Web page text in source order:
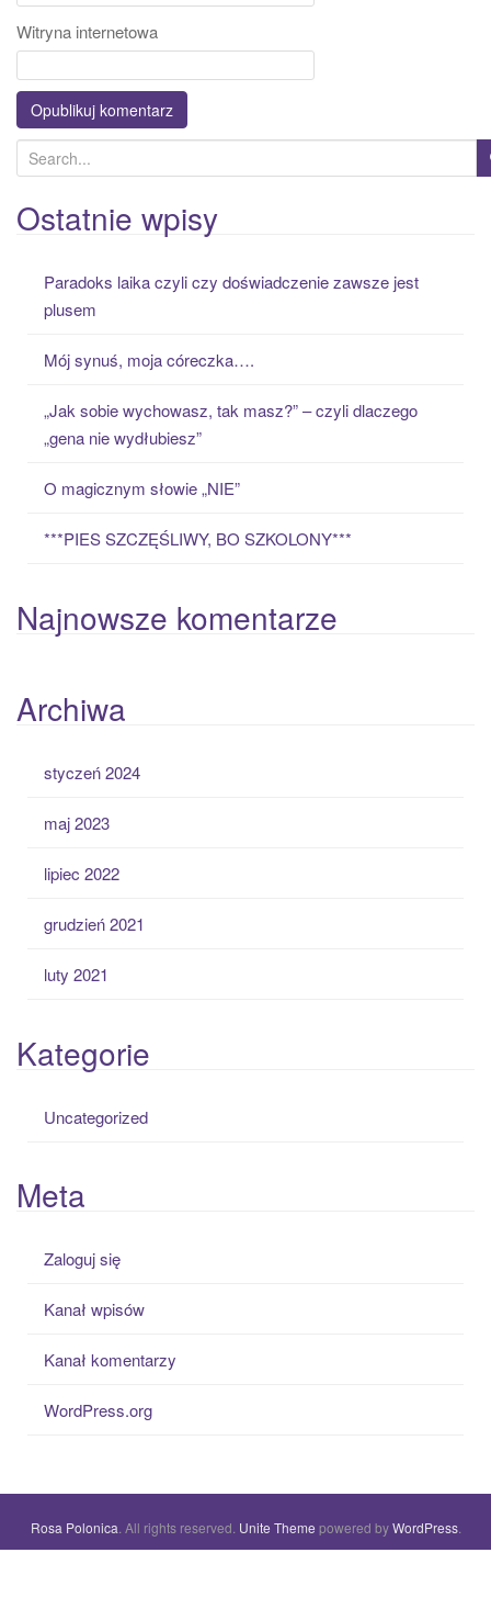
Witryna internetowa
e
a
r
Ostatnie wpisy
Paradoks laika czyli czy doświadczenie zawsze jest
plusem
Mój synuś, moja córeczka….
„Jak sobie wychowasz, tak masz?” – czyli dlaczego
„gena nie wydłubiesz”
O magicznym słowie „NIE”
***PIES SZCZĘŚLIWY, BO SZKOLONY***
Najnowsze komentarze
Archiwa
styczeń 2024
maj 2023
lipiec 2022
grudzień 2021
luty 2021
Kategorie
Uncategorized
Meta
Zaloguj się
Kanał wpisów
Kanał komentarzy
WordPress.org
Rosa Polonica . All rights reserved. Unite Theme powered byWordPress.